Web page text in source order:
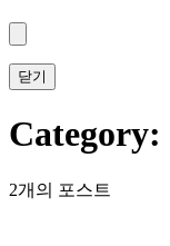
닫기
Category:
2개의 포스트